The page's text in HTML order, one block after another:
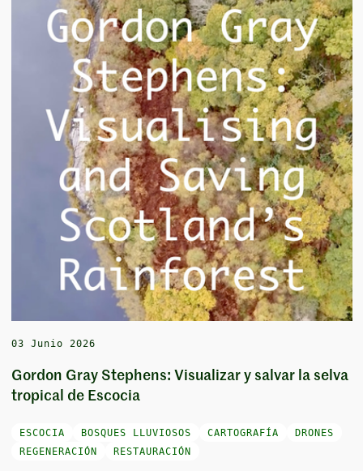
03 Junio 2026
Gordon Gray Stephens: Visualizar y salvar la selva
tropical de Escocia
ESCOCIA BOSQUES LLUVIOSOS CARTOGRAFÍA
DRONES
REGENERACIÓN
RESTAURACIÓN